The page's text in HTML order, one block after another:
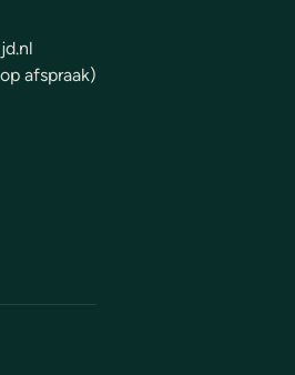
afspraak)